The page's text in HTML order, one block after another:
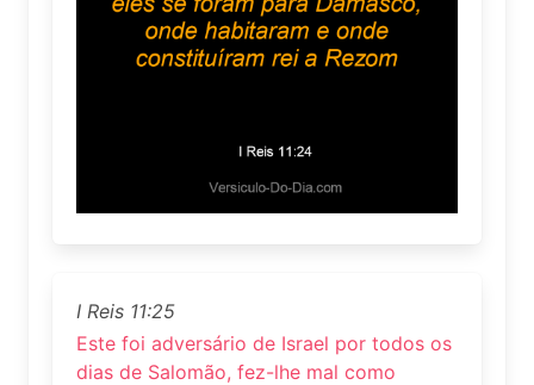
I Reis 11:25
Este foi adversário de Israel por todos os
dias de Salomão, fez-lhe mal como